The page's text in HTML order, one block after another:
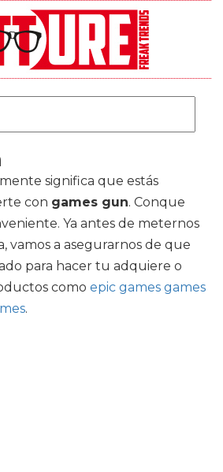
significa que estás
con games gun. Conque
Ya antes de meternos
vamos a asegurarnos de que
para hacer tu adquiere o
como epic games games
.